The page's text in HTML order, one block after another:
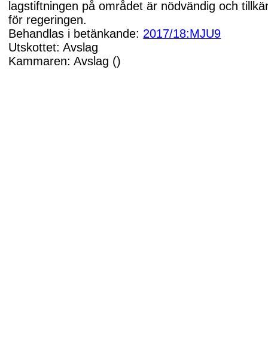
lagstiftningen på området är nödvändig och
för regeringen.
Behandlas i betänkande: 2017/18:MJU9
Utskottet: Avslag
Kammaren: Avslag ()